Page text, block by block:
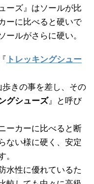
ーズ』はソールが比
ーに比べると硬いで
ールがさらに硬い。
トレッキングシュー
歩きの事を差し、その
グシューズ』と呼び
ーカーに比べると断
ない様に硬く、安定
。
水性に優れているた